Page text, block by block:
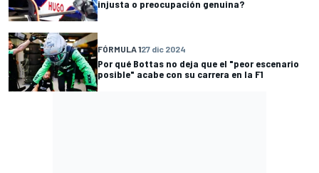
injusta o preocupación genuina?
FÓRMULA 127 dic 2024
Por qué Bottas no deja que el "peor escenario
posible" acabe con su carrera en la F1